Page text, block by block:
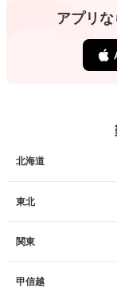
アプリな
北海道
東北
関東
甲信越